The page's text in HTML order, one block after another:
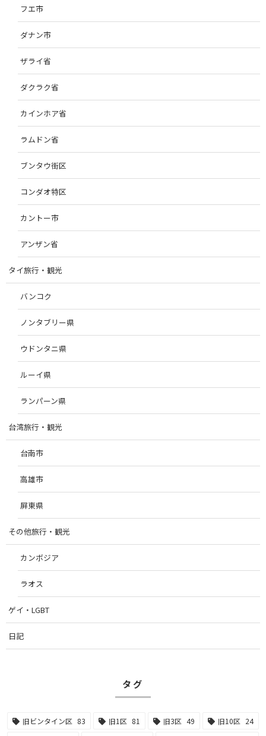
フエ市
ダナン市
ザライ省
ダクラク省
カインホア省
ラムドン省
ブンタウ街区
コンダオ特区
カントー市
アンザン省
タイ旅行・観光
バンコク
ノンタブリー県
ウドンタニ県
ルーイ県
ランパーン県
台湾旅行・観光
台南市
高雄市
屏東県
その他旅行・観光
カンボジア
ラオス
ゲイ・LGBT
日記
タグ
旧ビンタイン区 83 旧1区 81 旧3区 49 旧10区 24